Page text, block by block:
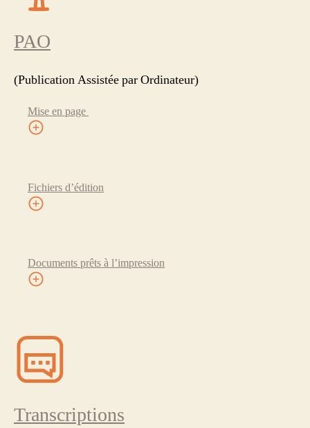
PAO
(Publication Assistée par Ordinateur)
Mise en page
Fichiers d’édition
Documents prêts à l’impression
Transcriptions